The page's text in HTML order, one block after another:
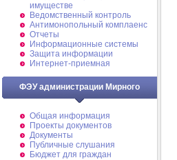
имуществе
Ведомственный контроль
Антимонопольный комплаенс
Отчеты
Информационные системы
Защита информации
Интернет-приемная
ФЭУ администрации Мирного
Общая информация
Проекты документов
Документы
Публичные слушания
Бюджет для граждан